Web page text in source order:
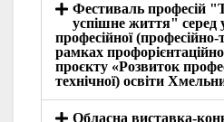
Фестиваль професій
успішне життя" серед
професійної (професійно-
рамках
проєкту «Розвиток
технічної) освіти
Обласна виставка-